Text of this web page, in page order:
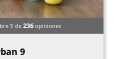
5 de236 opiniones
9